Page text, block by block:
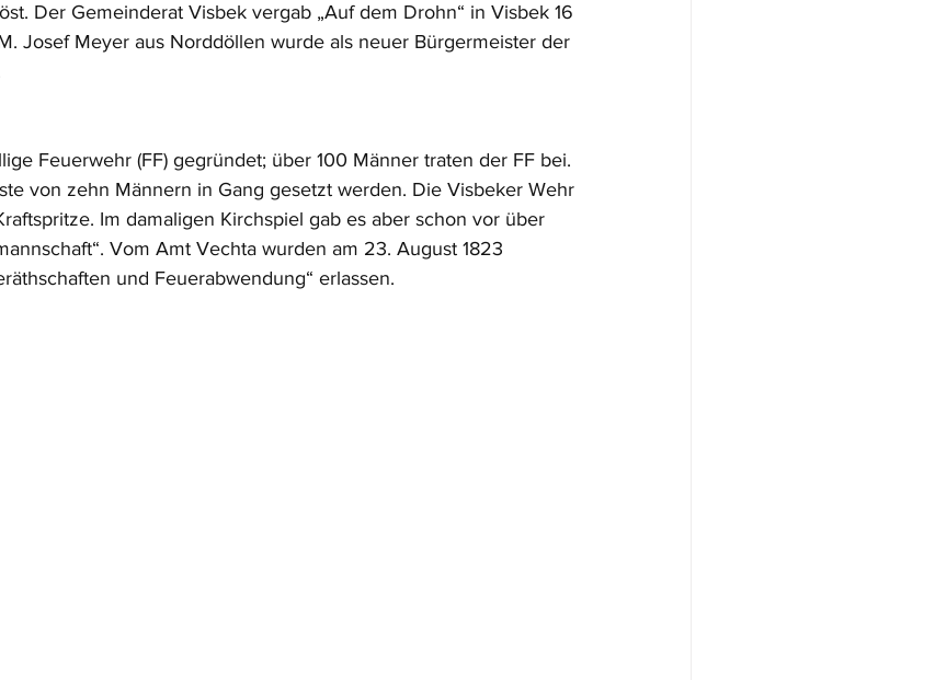
Der Gemeinderat Visbek vergab „Auf dem Drohn“ in Visbek 16
Josef Meyer aus Norddöllen wurde als neuer Bürgermeister der
Feuerwehr (FF) gegründet; über 100 Männer traten der FF bei.
von zehn Männern in Gang gesetzt werden. Die Visbeker Wehr
Im damaligen Kirchspiel gab es aber schon vor über
Vom Amt Vechta wurden am 23. August 1823
und Feuerabwendung“ erlassen.